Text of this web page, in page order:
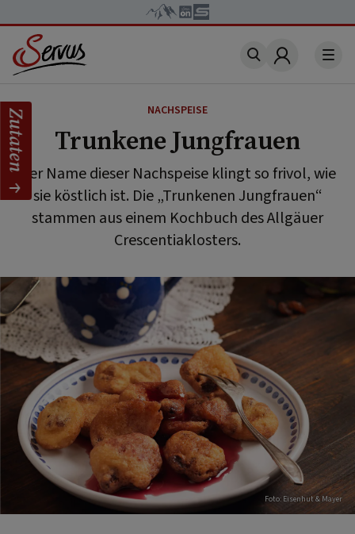
Account
NACHSPEISE
Trunkene Jungfrauen
Der Name dieser Nachspeise klingt so frivol, wie
sie köstlich ist. Die „Trunkenen Jungfrauen“
stammen aus einem Kochbuch des Allgäuer
Crescentiaklosters.
Foto: Eisenhut & Mayer
Zutaten